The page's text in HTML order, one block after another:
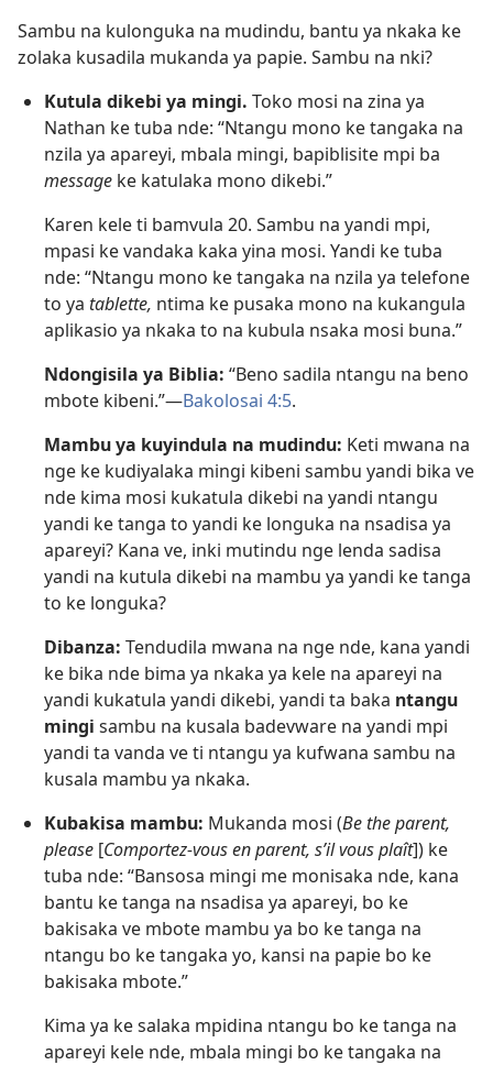
Sambu na kulonguka na mudindu, bantu ya nkaka ke
zolaka kusadila mukanda ya papie. Sambu na nki?
Kutula dikebi ya mingi. Toko mosi na zina ya
Nathan ke tuba nde: “Ntangu mono ke tangaka na
nzila ya apareyi, mbala mingi, bapiblisite mpi ba
message ke katulaka mono dikebi.”
Karen kele ti bamvula 20. Sambu na yandi mpi,
mpasi ke vandaka kaka yina mosi. Yandi ke tuba
nde: “Ntangu mono ke tangaka na nzila ya telefone
to ya tablette, ntima ke pusaka mono na kukangula
aplikasio ya nkaka to na kubula nsaka mosi buna.”
Ndongisila ya Biblia: “Beno sadila ntangu na beno
mbote kibeni.”—Bakolosai 4:5.
Mambu ya kuyindula na mudindu: Keti mwana na
nge ke kudiyalaka mingi kibeni sambu yandi bika ve
nde kima mosi kukatula dikebi na yandi ntangu
yandi ke tanga to yandi ke longuka na nsadisa ya
apareyi? Kana ve, inki mutindu nge lenda sadisa
yandi na kutula dikebi na mambu ya yandi ke tanga
to ke longuka?
Dibanza: Tendudila mwana na nge nde, kana yandi
ke bika nde bima ya nkaka ya kele na apareyi na
yandi kukatula yandi dikebi, yandi ta baka ntangu
mingi sambu na kusala badevware na yandi mpi
yandi ta vanda ve ti ntangu ya kufwana sambu na
kusala mambu ya nkaka.
Kubakisa mambu: Mukanda mosi (Be the parent,
please [Comportez-​vous en parent, s’il vous plaît]) ke
tuba nde: “Bansosa mingi me monisaka nde, kana
bantu ke tanga na nsadisa ya apareyi, bo ke
bakisaka ve mbote mambu ya bo ke tanga na
ntangu bo ke tangaka yo, kansi na papie bo ke
bakisaka mbote.”
Kima ya ke salaka mpidina ntangu bo ke tanga na
apareyi kele nde, mbala mingi bo ke tangaka na